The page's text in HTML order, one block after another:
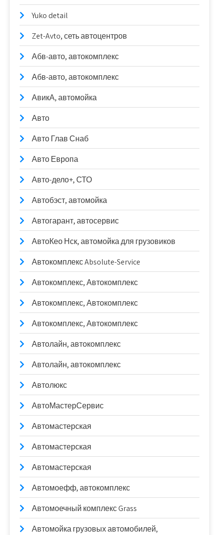
Yuko detail
Zet-Avto, сеть автоцентров
Абв-авто, автокомплекс
Абв-авто, автокомплекс
АвикА, автомойка
Авто
Авто Глав Снаб
Авто Европа
Авто-дело+, СТО
Автобэст, автомойка
Автогарант, автосервис
АвтоКео Нск, автомойка для грузовиков
Автокомплекс Absolute-Service
Автокомплекс, Автокомплекс
Автокомплекс, Автокомплекс
Автокомплекс, Автокомплекс
Автолайн, автокомплекс
Автолайн, автокомплекс
Автолюкс
АвтоМастерСервис
Автомастерская
Автомастерская
Автомастерская
Автомоефф, автокомплекс
Автомоечный комплекс Grass
Автомойка грузовых автомобилей,